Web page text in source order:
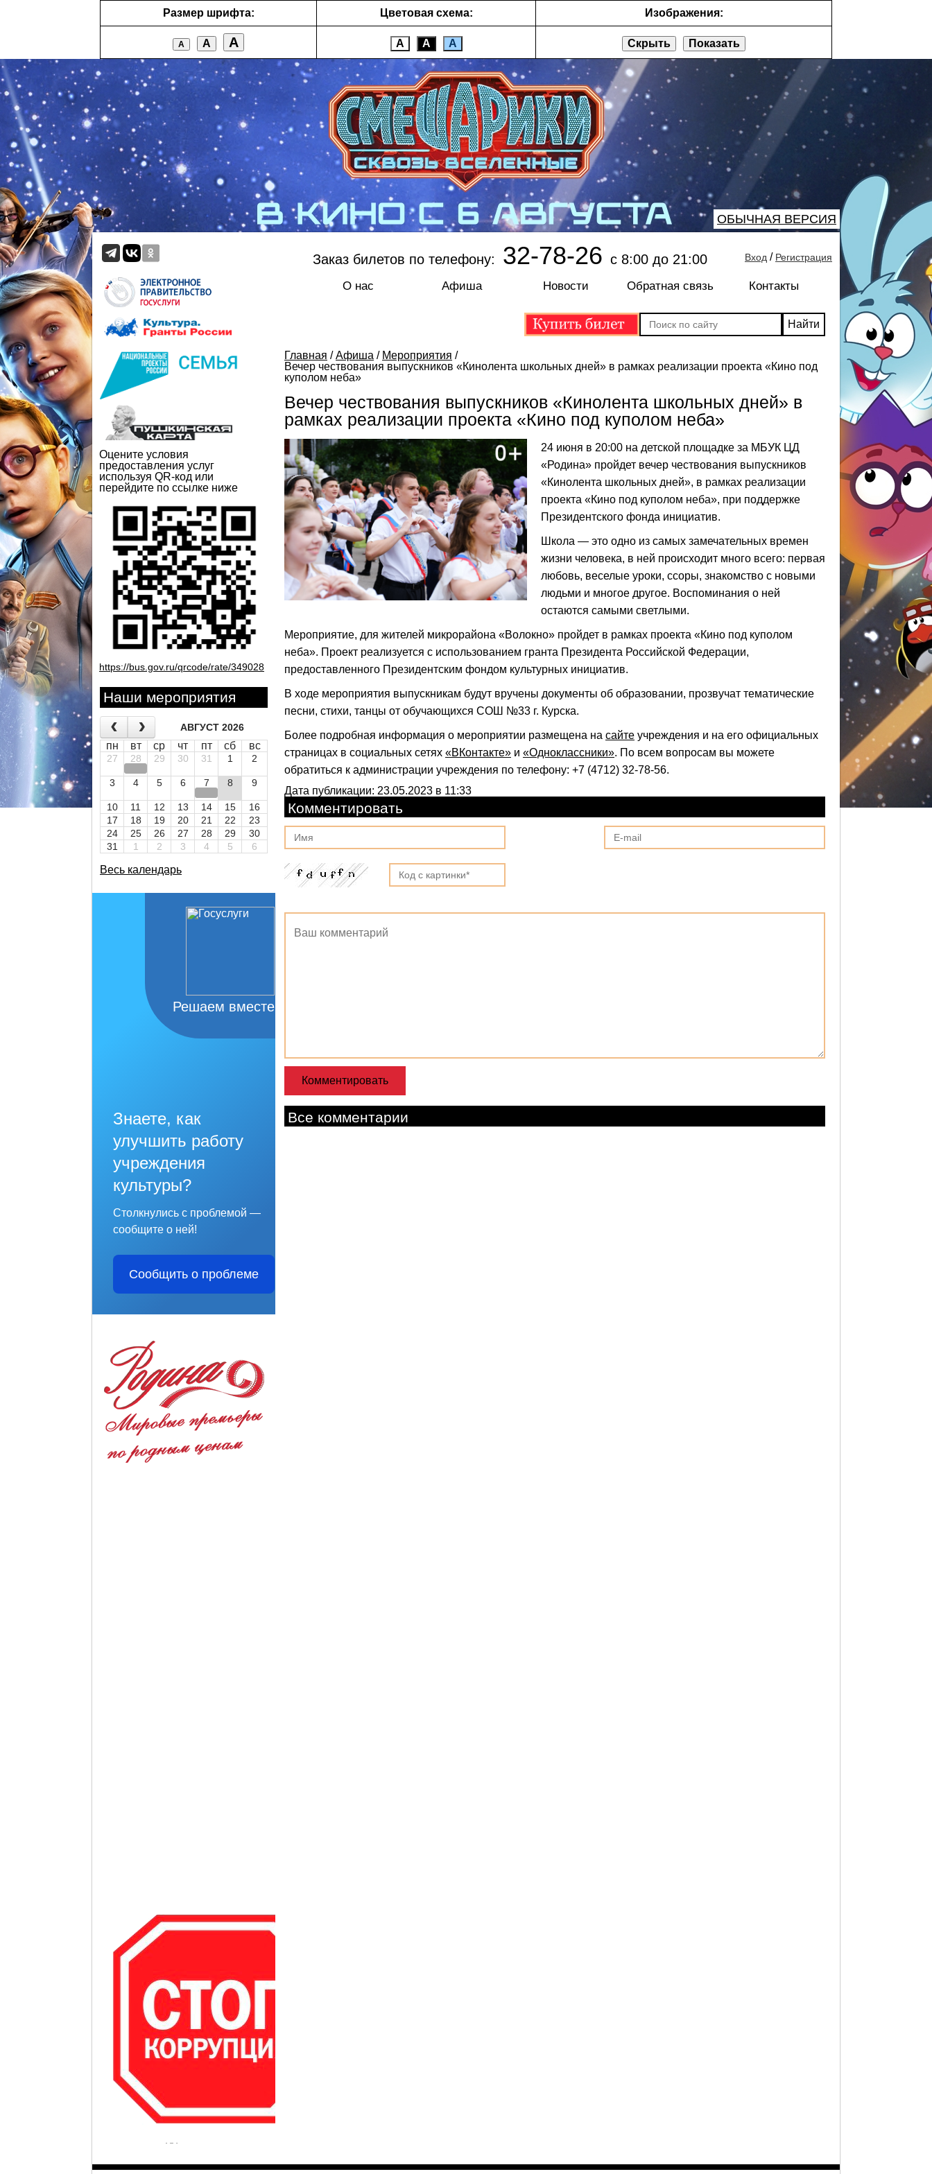
Размер шрифта: Цветовая схема: Изображения:
А А А А А А Скрыть Показать
ОБЫЧНАЯ ВЕРСИЯ
Оцените условия
предоставления услуг
используя QR-код или
перейдите по ссылке ниже
https://bus.gov.ru/qrcode/rate/349028
Наши мероприятия
АВГУСТ 2026
пн вт ср чт пт сб вс
27 28 29 30 31 1 2
3 4 5 6 7 8 9
10 11 12 13 14 15
16
17
18 19 20 21 22
23
24
25 26 27 28 29
30
31
1 2 3 4 5 6
Весь календарь
Решаем вместе
Знаете, как
улучшить работу
учреждения
культуры?
Столкнулись с проблемой —
сообщите о ней!
Сообщить о проблеме
Заказ билетов по телефону: 32-78-26 с 8:00 до 21:00 Вход / Регистрация
О нас Афиша Новости Обратная связь Контакты
Главная / Афиша / Мероприятия /
Вечер чествования выпускников «Кинолента школьных дней» в рамках реализации проекта «Кино под
куполом неба»
Вечер чествования выпускников «Кинолента школьных дней» в
рамках реализации проекта «Кино под куполом неба»
24 июня в 20:00 на детской площадке за МБУК ЦД
«Родина» пройдет вечер чествования выпускников
«Кинолента школьных дней», в рамках реализации
проекта «Кино под куполом неба», при поддержке
Президентского фонда инициатив.
Школа — это одно из самых замечательных времен
жизни человека, в ней происходит много всего: первая
любовь, веселые уроки, ссоры, знакомство с новыми
людьми и многое другое. Воспоминания о ней
остаются самыми светлыми.
Мероприятие, для жителей микрорайона «Волокно» пройдет в рамках проекта «Кино под куполом
неба». Проект реализуется с использованием гранта Президента Российской Федерации,
предоставленного Президентским фондом культурных инициатив.
В ходе мероприятия выпускникам будут вручены документы об образовании, прозвучат тематические
песни, стихи, танцы от обучающихся СОШ №33 г. Курска.
Более подробная информация о мероприятии размещена на сайте учреждения и на его официальных
страницах в социальных сетях «ВКонтакте» и «Одноклассники». По всем вопросам вы можете
обратиться к администрации учреждения по телефону: +7 (4712) 32-78-56.
Дата публикации: 23.05.2023 в 11:33
Комментировать
Все комментарии